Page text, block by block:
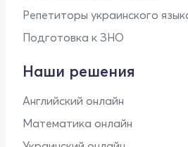
Репетиторы украинского
Подготовка к ЗНО
Наши решения
Английский онлайн
Математика онлайн